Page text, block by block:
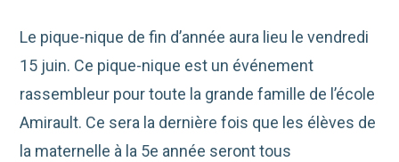
Le pique-nique de fin d’année aura lieu le vendredi
15 juin. Ce pique-nique est un événement
rassembleur pour toute la grande famille de l’école
Amirault. Ce sera la dernière fois que les élèves de
la maternelle à la 5e année seront tous